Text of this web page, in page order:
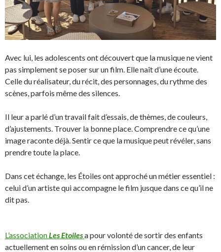
Avec lui, les adolescents ont découvert que la musique ne vient
pas simplement se poser sur un film. Elle naît d’une écoute.
Celle du réalisateur, du récit, des personnages, du rythme des
scènes, parfois même des silences.
Il leur a parlé d’un travail fait d’essais, de thèmes, de couleurs,
d’ajustements. Trouver la bonne place. Comprendre ce qu’une
image raconte déjà. Sentir ce que la musique peut révéler, sans
prendre toute la place.
Dans cet échange, les Étoiles ont approché un métier essentiel :
celui d’un artiste qui accompagne le film jusque dans ce qu’il ne
dit pas.
L’associationLes Etoilesa pour volonté de sortir des enfants
actuellement en soins ou en rémission d’un cancer, de leur